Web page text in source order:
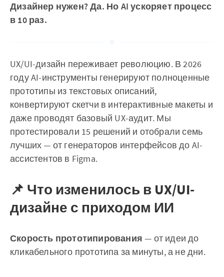
Дизайнер нужен? Да. Но AI ускоряет процесс
в 10 раз.
UX/UI-дизайн переживает революцию. В 2026
году AI-инструменты генерируют полноценные
прототипы из текстовых описаний,
конвертируют скетчи в интерактивные макеты и
даже проводят базовый UX-аудит. Мы
протестировали 15 решений и отобрали семь
лучших — от генераторов интерфейсов до AI-
ассистентов в Figma.
📌 Что изменилось в UX/UI-
дизайне с приходом ИИ
Скорость прототипирования — от идеи до
кликабельного прототипа за минуты, а не дни.